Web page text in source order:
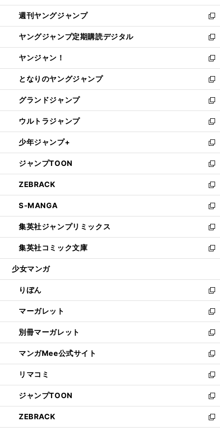
開
く
ウ
で
開
く
ン
ド
ウ
で
開
く
ウ
ィ
ン
ド
ウ
で
開
く
週刊ヤングジャンプ
新
し
い
ウ
ィ
ン
ド
ウ
で
開
く
ヤングジャンプ定期購読デジタル
新
し
い
ウ
ィ
ン
ド
ウ
で
開
く
ヤンジャン！
新
し
い
ウ
ィ
ン
ド
ウ
で
開
く
となりのヤングジャンプ
新
し
い
ウ
ィ
ン
ド
ウ
で
開
く
グランドジャンプ
新
し
い
ウ
ィ
ン
ド
ウ
で
開
く
ウルトラジャンプ
新
し
い
ウ
ィ
ン
ド
ウ
で
開
く
少年ジャンプ+
新
し
い
ウ
ィ
ン
ド
ウ
で
開
く
ジャンプTOON
新
し
い
ウ
ィ
ン
ド
ウ
で
開
ZEBRACK
新
し
い
ウ
ィ
ン
ド
ウ
開
く
S-MANGA
新
し
い
ウ
ィ
ン
ウ
で
開
く
集英社ジャンプリミックス
新
し
い
ウ
ン
ド
ウ
で
開
く
集英社コミック文庫
新
し
ウ
ィ
ン
ド
ウ
で
開
く
少女マンガ
りぼん
新
し
い
ウ
ィ
ン
ド
ウ
で
開
く
マーガレット
新
し
い
ウ
ィ
ン
ド
ウ
で
開
く
別冊マーガレット
新
し
い
ウ
ィ
ン
ド
ウ
で
開
マンガMee公式サイト
新
し
い
ウ
ィ
ン
ド
ウ
リマコミ
新
し
い
ウ
ィ
ン
ジャンプTOON
新
し
い
ウ
ZEBRACK
新
し